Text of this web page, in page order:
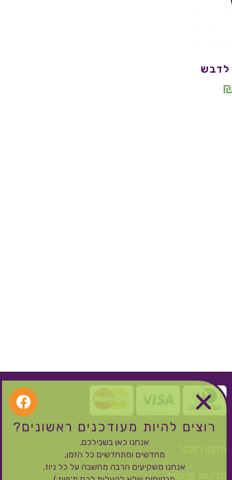
לדבש
תקנון האתר
מדיניות פרטיות
רוצים להיות מעודכנים ראשונים?
אנחנו כאן בשבילכם,
מחדשים ומתחדשים כל הזמן,
אנחנו משקיעים הרבה מחשבה על כל ניוז,